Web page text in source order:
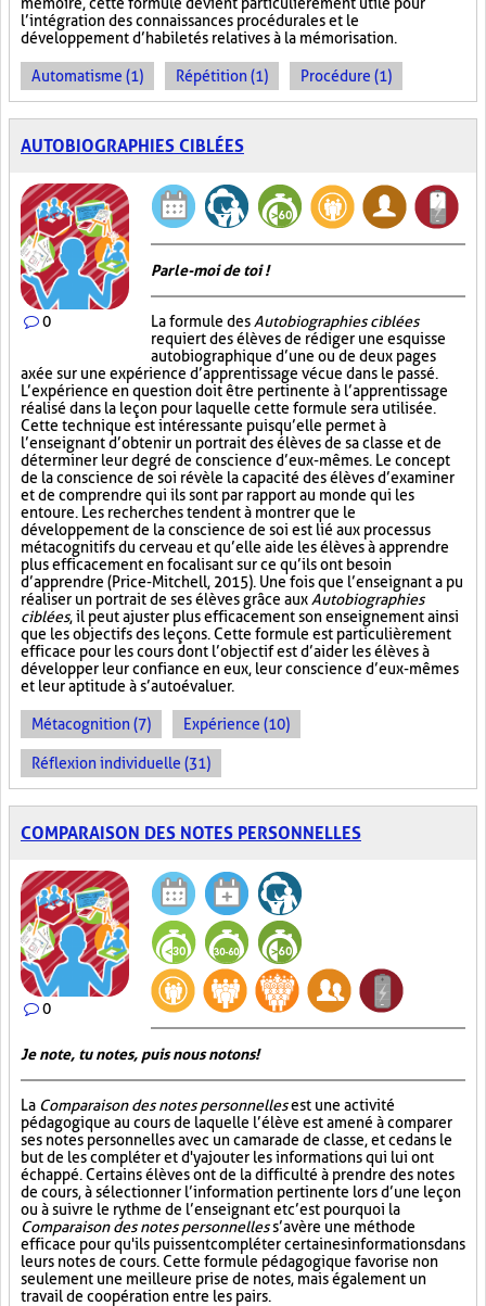
l’intégration des connaissances procédurales et le
développement d’habiletés relatives à la mémorisation.
Automatisme (1) Répétition (1) Procédure (1)
AUTOBIOGRAPHIES CIBLÉES
0
Parle-moi de toi !
La formule des Autobiographies ciblées
requiert des élèves de rédiger une esquisse
autobiographique d’une ou de deux pages
axée sur une expérience d’apprentissage vécue dans le passé.
L’expérience en question doit être pertinente à l’apprentissage
réalisé dans la leçon pour laquelle cette formule sera utilisée.
Cette technique est intéressante puisqu’elle permet à
l’enseignant d’obtenir un portrait des élèves de sa classe et de
déterminer leur degré de conscience d’eux-mêmes. Le concept
de la conscience de soi révèle la capacité des élèves d’examiner
et de comprendre qui ils sont par rapport au monde qui les
entoure. Les recherches tendent à montrer que le
développement de la conscience de soi est lié aux processus
métacognitifs du cerveau et qu’elle aide les élèves à apprendre
plus efficacement en focalisant sur ce qu’ils ont besoin
d’apprendre (Price-Mitchell, 2015). Une fois que l’enseignant a pu
réaliser un portrait de ses élèves grâce aux Autobiographies
ciblées, il peut ajuster plus efficacement son enseignement ainsi
que les objectifs des leçons. Cette formule est particulièrement
efficace pour les cours dont l’objectif est d’aider les élèves à
développer leur confiance en eux, leur conscience d’eux-mêmes
et leur aptitude à s’autoévaluer.
Métacognition (7) Expérience (10)
Réflexion individuelle (31)
COMPARAISON DES NOTES PERSONNELLES
0
Je note, tu notes, puis nous notons!
La Comparaison des notes personnellesest une activité
pédagogique au cours de laquelle l’élève est amené à comparer
ses notes personnelles avec un camarade de classe, et ce dans le
but de les compléter et d'y ajouter les informations qui lui ont
échappé. Certains élèves ont de la difficulté à prendre des notes
de cours, à sélectionner l’information pertinente lors d’une leçon
ou à suivre le rythme de l’enseignant et c’est pourquoi la
Comparaison des notes personnelless’avère une méthode
efficace pour qu'ils puissent compléter certaines informations dans
leurs notes de cours. Cette formule pédagogique favorise non
seulement une meilleure prise de notes, mais également un
travail de coopération entre les pairs.